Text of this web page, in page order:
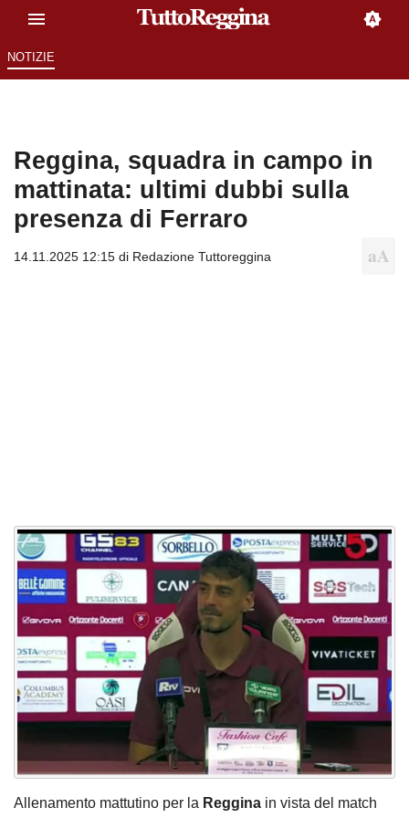
NOTIZIE
Reggina, squadra in campo in
mattinata: ultimi dubbi sulla
presenza di Ferraro
14.11.2025 12:15 di Redazione Tuttoreggina
Allenamento mattutino per la Reggina in vista del match